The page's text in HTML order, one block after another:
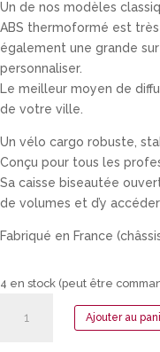
Un de nos modèles
ABS thermoformé est
également une grande
personnaliser.
Le meilleur moyen de
de votre ville.
Un vélo cargo robuste,
Conçu pour tous les
Sa caisse biseautée
de volumes et d’y
Fabriqué en France
4 en stock (peut être
Ajouter au